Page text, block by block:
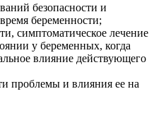
безопасности и
беременности;
симптоматическое лечение
у беременных, когда
влияние действующего
проблемы и влияния ее на